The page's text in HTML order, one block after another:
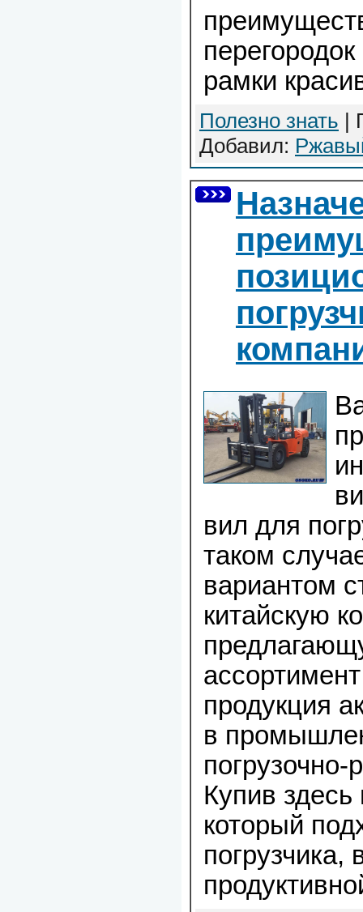
рамки
Полезно знать |
Добавил:
вил для
таком
вариантом
китайскую
продукция
в
погрузочно-
Купив
который
погрузчика,